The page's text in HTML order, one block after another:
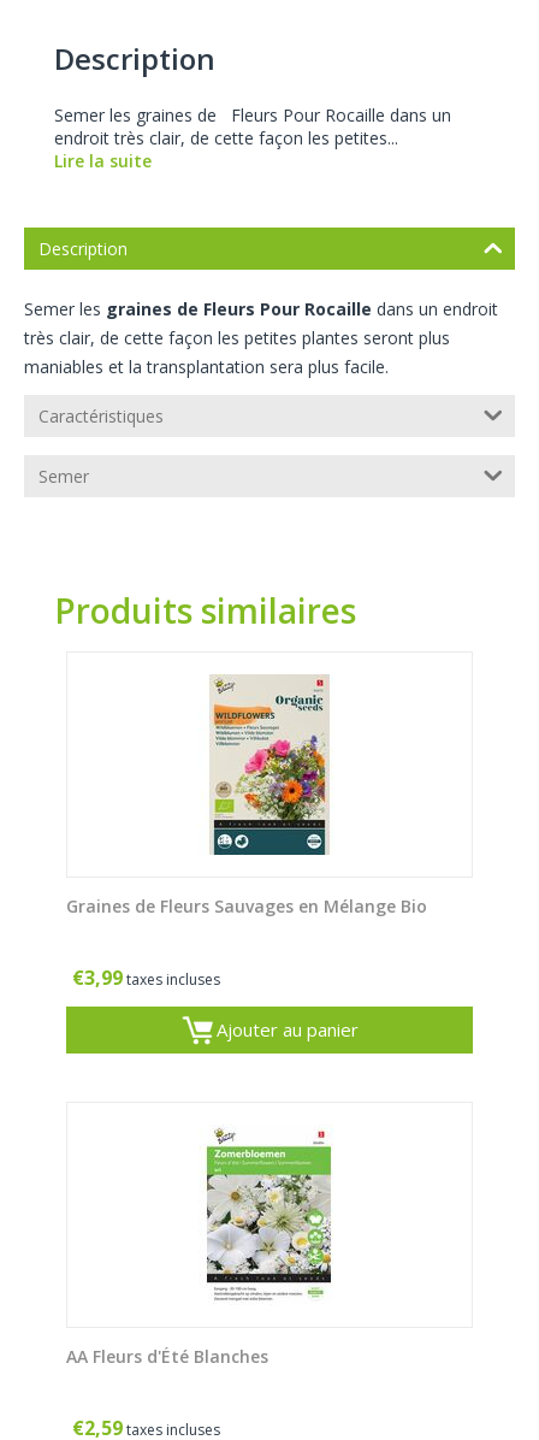
Description
Semer les graines de Fleurs Pour Rocaille dans un
endroit très clair, de cette façon les petites...
Lire la suite
Description
Semer les graines de Fleurs Pour Rocaille dans un endroit
très clair, de cette façon les petites plantes seront plus
maniables et la transplantation sera plus facile.
Caractéristiques
Semer
Produits similaires
Graines de Fleurs Sauvages en Mélange Bio
€3,99taxes incluses
Ajouter au panier
AA Fleurs d'Été Blanches
€2,59taxes incluses